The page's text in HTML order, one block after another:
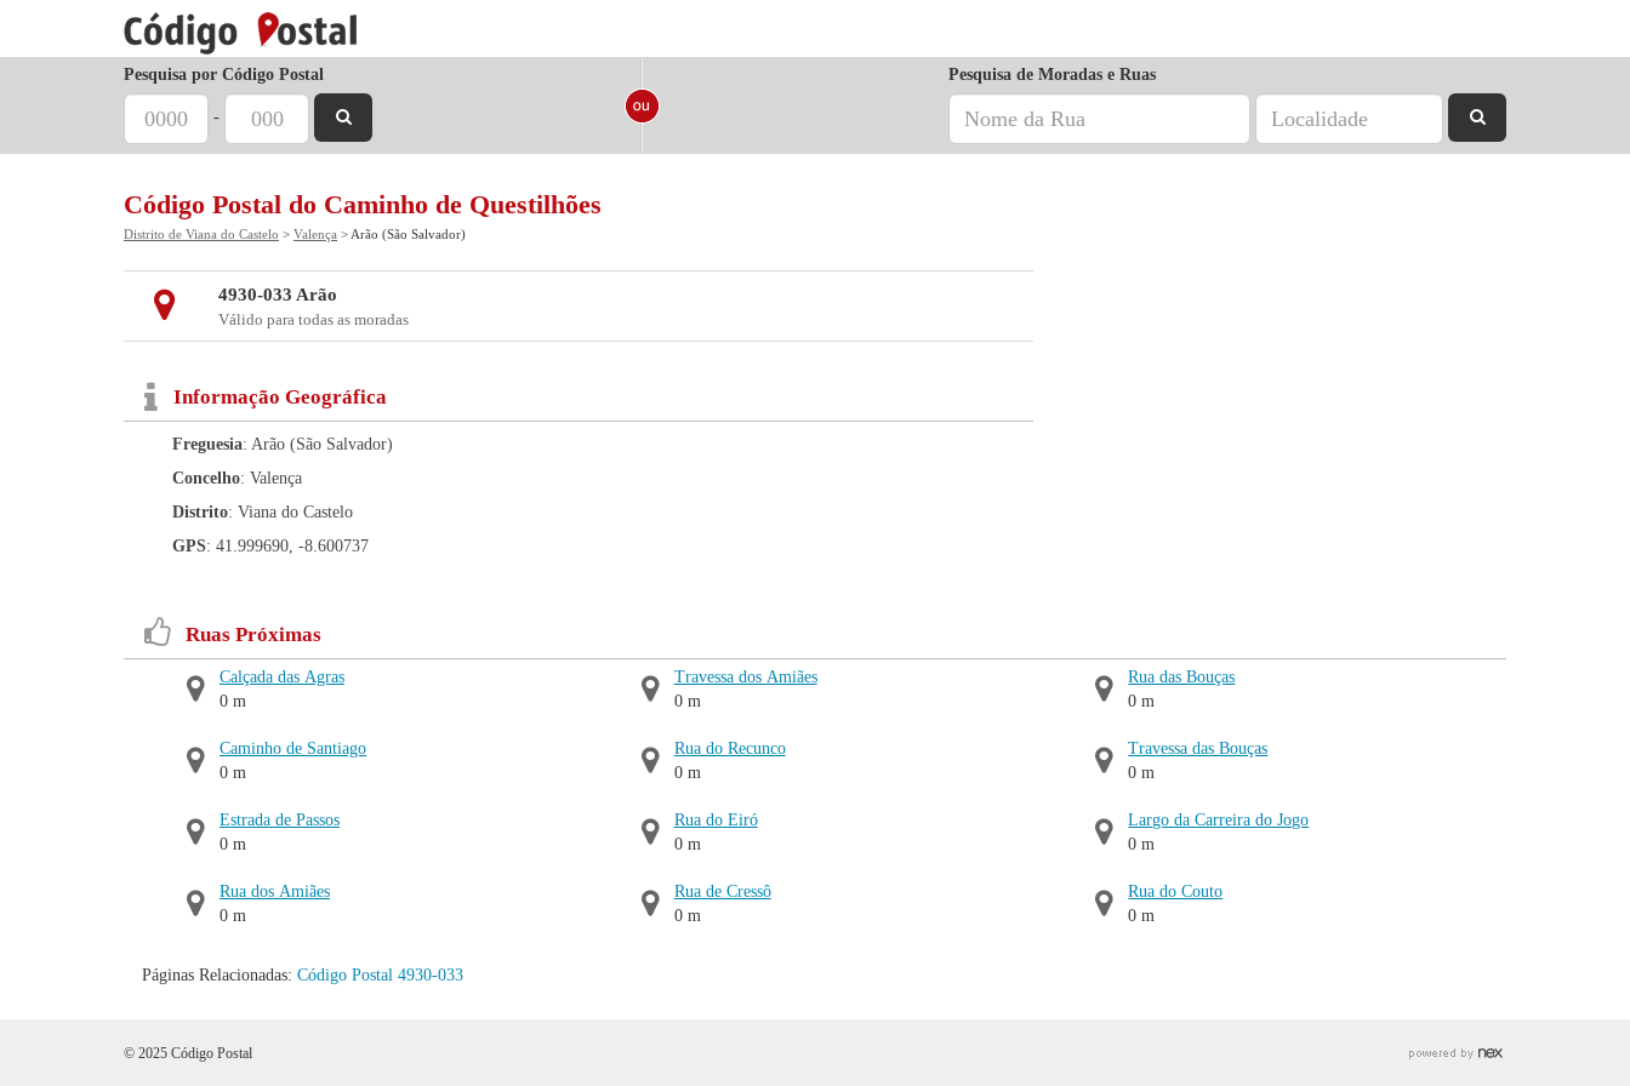
Pesquisa por Código Postal
-
Pesquisa de Moradas e Ruas
Código Postal do Caminho de Questilhões
Distrito de Viana do Castelo > Valença > Arão (São Salvador)
4930-033 Arão
Válido para todas as moradas
Informação Geográfica
Freguesia: Arão (São Salvador)
Concelho: Valença
Distrito: Viana do Castelo
GPS: 41.999690, -8.600737
Ruas Próximas
Calçada das Agras
0 m
Caminho de Santiago
0 m
Estrada de Passos
0 m
Rua dos Amiães
0 m
Travessa dos Amiães
0 m
Rua do Recunco
0 m
Rua do Eiró
0 m
Rua de Cressô
0 m
Rua das Bouças
0 m
Travessa das Bouças
0 m
Largo da Carreira do Jogo
0 m
Rua do Couto
0 m
Páginas Relacionadas: Código Postal 4930-033
© 2025 Código Postal